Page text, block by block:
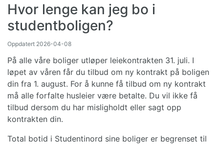
Hvor lenge kan jeg bo i
studentboligen?
Oppdatert 2026-04-08
På alle våre boliger utløper leiekontrakten 31. juli. I
løpet av våren får du tilbud om ny kontrakt på boligen
din fra 1. august. For å kunne få tilbud om ny kontrakt
må alle forfalte husleier være betalte. Du vil ikke få
tilbud dersom du har misligholdt eller sagt opp
kontrakten din.
Total botid i Studentinord sine boliger er begrenset til